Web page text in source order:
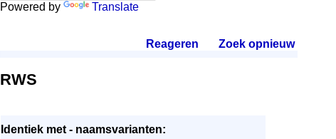
Powered by Translate
Reageren Zoek opnieuw.
RWS
Identiek met - naamsvarianten: